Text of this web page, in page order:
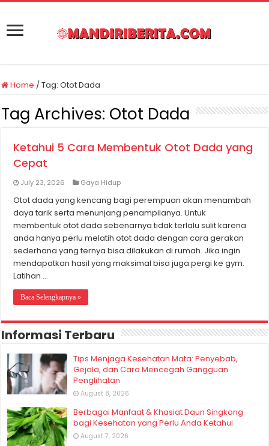
Home /Tag:Otot Dada
Tag Archives: Otot Dada
Ketahui 5 Cara Membentuk Otot Dada yang
Cepat
July 23, 2026 Gaya Hidup
Otot dada yang kencang bagi perempuan akan menambah
daya tarik serta menunjang penampilanya. Untuk
membentuk otot dada sebenarnya tidak terlalu sulit karena
anda hanya perlu melatih otot dada dengan cara gerakan
sederhana yang ternya bisa dilakukan di rumah. Jika ingin
mendapatkan hasil yang maksimal bisa juga pergi ke gym.
Latihan …
Baca Selengkapnya »
Informasi Terbaru
Tips Menjaga Kesehatan Mata: Penyebab,
Gejala, dan Cara Mencegah Gangguan
Penglihatan
August 8, 2026
Berbagai Manfaat & Khasiat Daun Singkong
bagi Kesehatan yang Perlu Anda Ketahui
August 7, 2026